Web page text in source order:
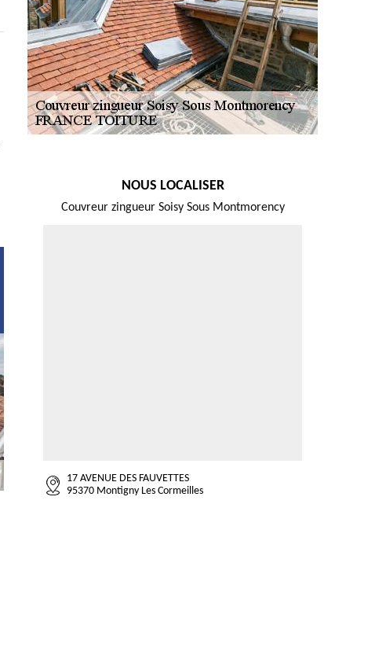
NOUS LOCALISER
Couvreur zingueur Soisy Sous Montmorency
17 AVENUE DES FAUVETTES
95370 Montigny Les Cormeilles